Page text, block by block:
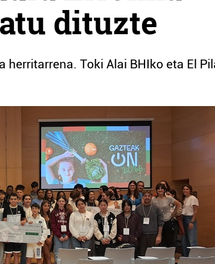
dituzte
Toki Alai BHIko eta El